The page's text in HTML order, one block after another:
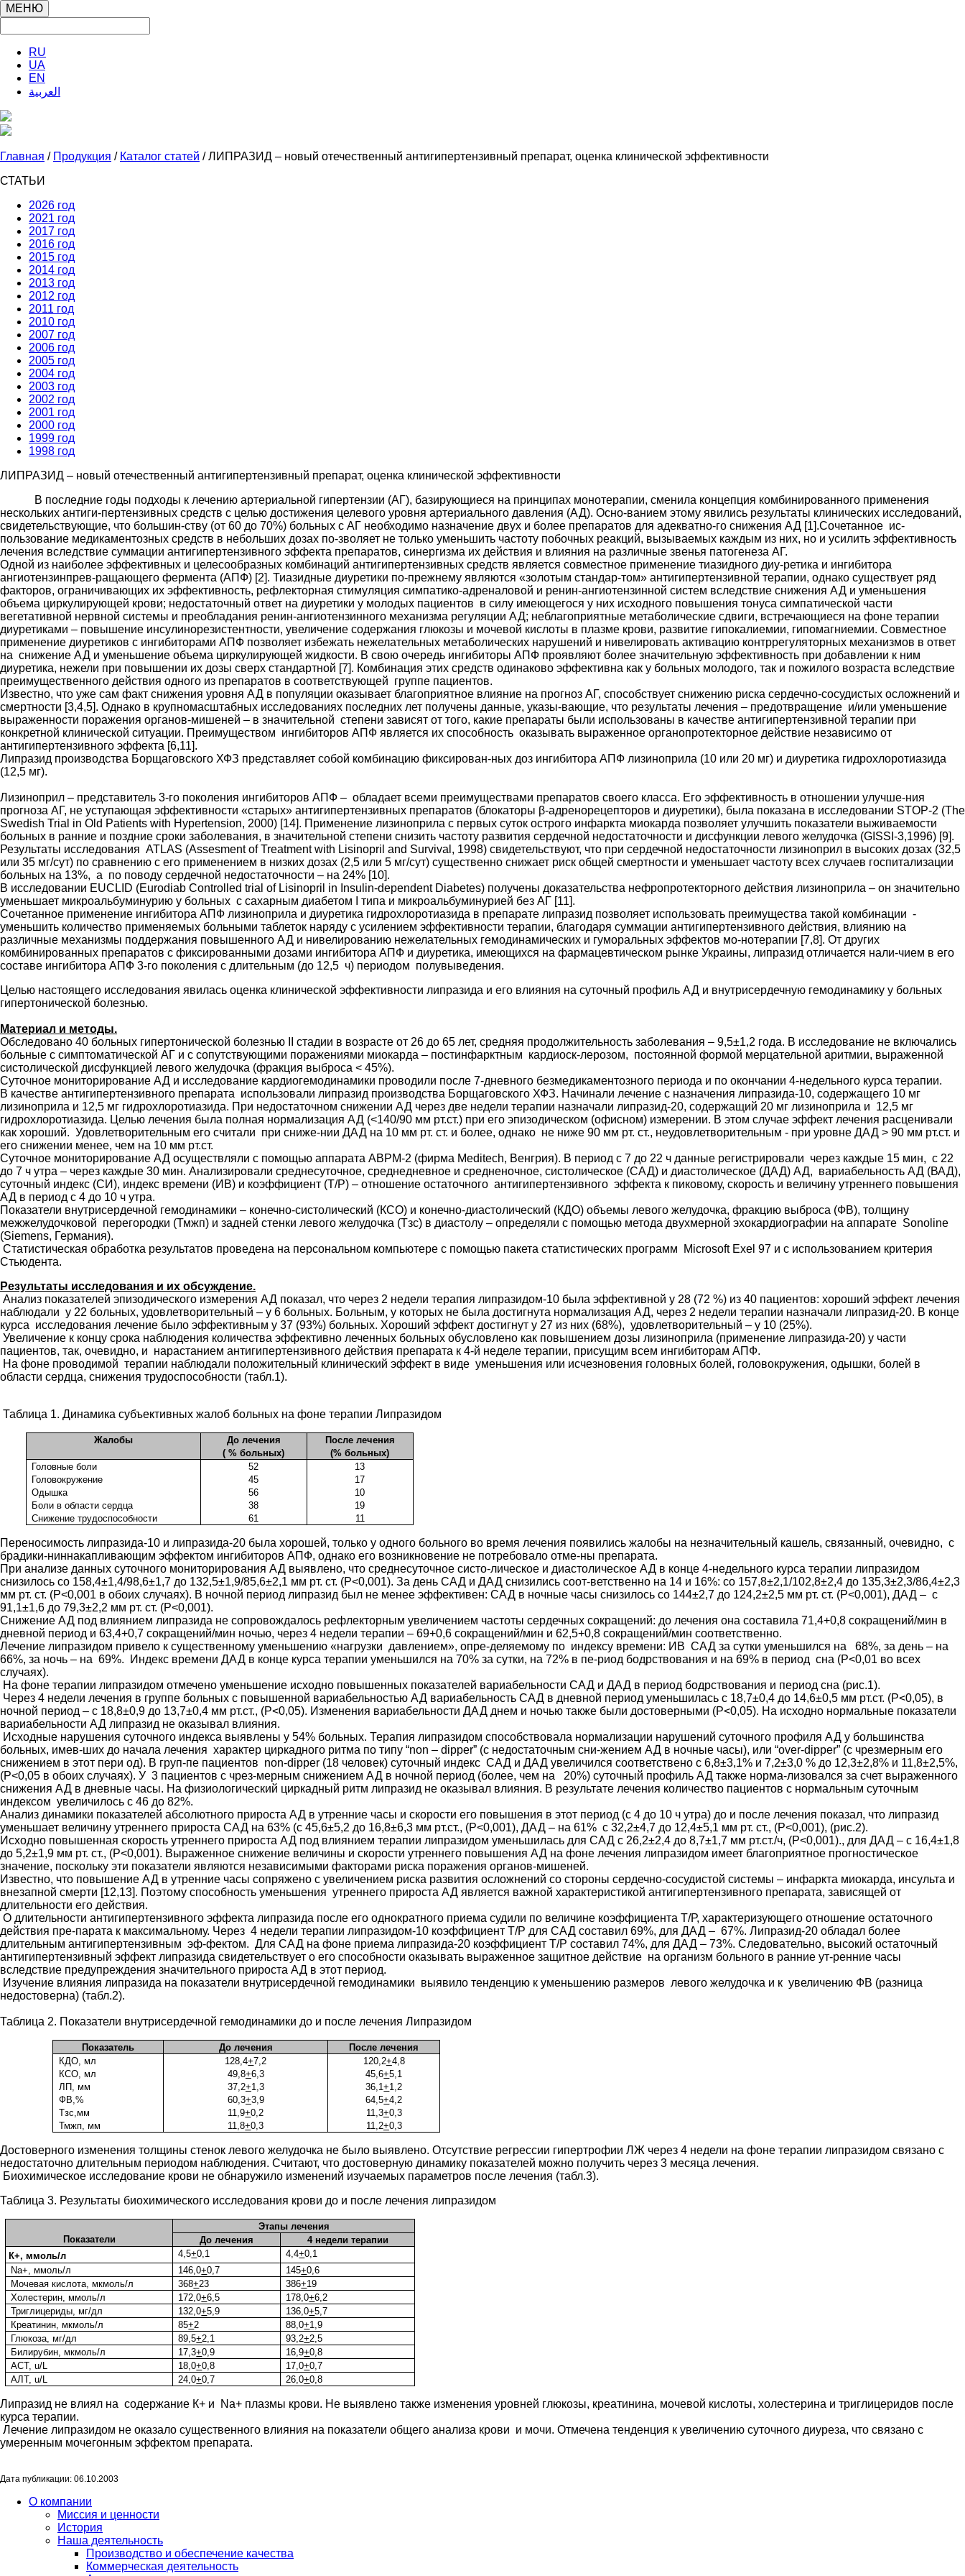
МЕНЮ
RU
UA
EN
العربية
Главная / Продукция / Каталог статей / ЛИПРАЗИД – новый отечественный антигипертензивный препарат, оценка клинической эффективности
СТАТЬИ
2026 год
2021 год
2017 год
2016 год
2015 год
2014 год
2013 год
2012 год
2011 год
2010 год
2007 год
2006 год
2005 год
2004 год
2003 год
2002 год
2001 год
2000 год
1999 год
1998 год
ЛИПРАЗИД – новый отечественный антигипертензивный препарат, оценка клинической эффективности
В последние годы подходы к лечению артериальной гипертензии (АГ), базирующиеся на принципах монотерапии, сменила концепция комбинированного применения
нескольких антиги-пертензивных средств с целью достижения целевого уровня артериального давления (АД). Осно-ванием этому явились результаты клинических исследований,
свидетельствующие, что большин-ству (от 60 до 70%) больных с АГ необходимо назначение двух и более препаратов для адекватно-го снижения АД [1].Сочетанное ис-
пользование медикаментозных средств в небольших дозах по-зволяет не только уменьшить частоту побочных реакций, вызываемых каждым из них, но и усилить эффективность
лечения вследствие суммации антигипертензивного эффекта препаратов, синергизма их действия и влияния на различные звенья патогенеза АГ.
Одной из наиболее эффективных и целесообразных комбинаций антигипертензивных средств является совместное применение тиазидного диу-ретика и ингибитора
ангиотензинпрев-ращающего фермента (АПФ) [2]. Тиазидные диуретики по-прежнему являются «золотым стандар-том» антигипертензивной терапии, однако существует ряд
факторов, ограничивающих их эффективность, рефлекторная стимуляция симпатико-адреналовой и ренин-ангиотензинной систем вследствие снижения АД и уменьшения
объема циркулирующей крови; недостаточный ответ на диуретики у молодых пациентов в силу имеющегося у них исходного повышения тонуса симпатической части
вегетативной нервной системы и преобладания ренин-ангиотензинного механизма регуляции АД; неблагоприятные метаболические сдвиги, встречающиеся на фоне терапии
диуретиками – повышение инсулинорезистентности, увеличение содержания глюкозы и мочевой кислоты в плазме крови, развитие гипокалиемии, гипомагниемии. Совместное
применение диуретиков с ингибиторами АПФ позволяет избежать нежелательных метаболических нарушений и нивелировать активацию контррегуляторных механизмов в ответ
на снижение АД и уменьшение объема циркулирующей жидкости. В свою очередь ингибиторы АПФ проявляют более значительную эффективность при добавлении к ним
диуретика, нежели при повышении их дозы сверх стандартной [7]. Комбинация этих средств одинаково эффективна как у больных молодого, так и пожилого возраста вследствие
преимущественного действия одного из препаратов в соответствующей группе пациентов.
Известно, что уже сам факт снижения уровня АД в популяции оказывает благоприятное влияние на прогноз АГ, способствует снижению риска сердечно-сосудистых осложнений и
смертности [3,4,5]. Однако в крупномасштабных исследованиях последних лет получены данные, указы-вающие, что результаты лечения – предотвращение и/или уменьшение
выраженности поражения органов-мишеней – в значительной степени зависят от того, какие препараты были использованы в качестве антигипертензивной терапии при
конкретной клинической ситуации. Преимуществом ингибиторов АПФ является их способность оказывать выраженное органопротекторное действие независимо от
антигипертензивного эффекта [6,11].
Липразид производства Борщаговского ХФЗ представляет собой комбинацию фиксирован-ных доз ингибитора АПФ лизиноприла (10 или 20 мг) и диуретика гидрохлоротиазида
(12,5 мг).
Лизиноприл – представитель 3-го поколения ингибиторов АПФ – обладает всеми преимуществами препаратов своего класса. Его эффективность в отношении улучше-ния
прогноза АГ, не уступающая эффективности «старых» антигипертензивных препаратов (блокаторы β-адренорецепторов и диуретики), была показана в исследовании STOP-2 (The
Swedish Trial in Old Patients with Hypertension, 2000) [14]. Применение лизиноприла с первых суток острого инфаркта миокарда позволяет улучшить показатели выживаемости
больных в ранние и поздние сроки заболевания, в значительной степени снизить частоту развития сердечной недостаточности и дисфункции левого желудочка (GISSI-3,1996) [9].
Результаты исследования ATLAS (Assesment of Treatment with Lisinopril and Survival, 1998) свидетельствуют, что при сердечной недостаточности лизиноприл в высоких дозах (32,5
или 35 мг/сут) по сравнению с его применением в низких дозах (2,5 или 5 мг/сут) существенно снижает риск общей смертности и уменьшает частоту всех случаев госпитализации
больных на 13%, а по поводу сердечной недостаточности – на 24% [10].
В исследовании EUCLID (Eurodiab Controlled trial of Lisinopril in Insulin-dependent Diabetes) получены доказательства нефропротекторного действия лизиноприла – он значительно
уменьшает микроальбуминурию у больных с сахарным диабетом I типа и микроальбуминурией без АГ [11].
Сочетанное применение ингибитора АПФ лизиноприла и диуретика гидрохлоротиазида в препарате липразид позволяет использовать преимущества такой комбинации -
уменьшить количество применяемых больными таблеток наряду с усилением эффективности терапии, благодаря суммации антигипертензивного действия, влиянию на
различные механизмы поддержания повышенного АД и нивелированию нежелательных гемодинамических и гуморальных эффектов мо-нотерапии [7,8]. От других
комбинированных препаратов с фиксированными дозами ингибитора АПФ и диуретика, имеющихся на фармацевтическом рынке Украины, липразид отличается нали-чием в его
составе ингибитора АПФ 3-го поколения с длительным (до 12,5 ч) периодом полувыведения.
Целью настоящего исследования явилась оценка клинической эффективности липразида и его влияния на суточный профиль АД и внутрисердечную гемодинамику у больных
гипертонической болезнью.
Материал и методы.
Обследовано 40 больных гипертонической болезнью II стадии в возрасте от 26 до 65 лет, средняя продолжительность заболевания – 9,5±1,2 года. В исследование не включались
больные с симптоматической АГ и с сопутствующими поражениями миокарда – постинфарктным кардиоск-лерозом, постоянной формой мерцательной аритмии, выраженной
систолической дисфункцией левого желудочка (фракция выброса < 45%).
Суточное мониторирование АД и исследование кардиогемодинамики проводили после 7-дневного безмедикаментозного периода и по окончании 4-недельного курса терапии.
В качестве антигипертензивного препарата использовали липразид производства Борщаговского ХФЗ. Начинали лечение с назначения липразида-10, содержащего 10 мг
лизиноприла и 12,5 мг гидрохлоротиазида. При недостаточном снижении АД через две недели терапии назначали липразид-20, содержащий 20 мг лизиноприла и 12,5 мг
гидрохлоротиазида. Целью лечения была полная нормализация АД (<140/90 мм рт.ст.) при его эпизодическом (офисном) измерении. В этом случае эффект лечения расценивали
как хороший. Удовлетворительным его считали при сниже-нии ДАД на 10 мм рт. ст. и более, однако не ниже 90 мм рт. ст., неудовлетворительным - при уровне ДАД > 90 мм рт.ст. и
его снижении менее, чем на 10 мм рт.ст.
Суточное мониторирование АД осуществляли с помощью аппарата ABPM-2 (фирма Meditech, Венгрия). В период с 7 до 22 ч данные регистрировали через каждые 15 мин, с 22
до 7 ч утра – через каждые 30 мин. Анализировали среднесуточное, среднедневное и средненочное, систолическое (САД) и диастолическое (ДАД) АД, вариабельность АД (ВАД),
суточный индекс (СИ), индекс времени (ИВ) и коэффициент (Т/Р) – отношение остаточного антигипертензивного эффекта к пиковому, скорость и величину утреннего повышения
АД в период с 4 до 10 ч утра.
Показатели внутрисердечной гемодинамики – конечно-систолический (КСО) и конечно-диастолический (КДО) объемы левого желудочка, фракцию выброса (ФВ), толщину
межжелудочковой перегородки (Тмжп) и задней стенки левого желудочка (Тзс) в диастолу – определяли с помощью метода двухмерной эхокардиографии на аппарате Sonoline
(Siemens, Германия).
Статистическая обработка результатов проведена на персональном компьютере с помощью пакета статистических программ Microsoft Exel 97 и с использованием критерия
Стьюдента.
Результаты исследования и их обсуждение.
Анализ показателей эпизодического измерения АД показал, что через 2 недели терапия липразидом-10 была эффективной у 28 (72 %) из 40 пациентов: хороший эффект лечения
наблюдали у 22 больных, удовлетворительный – у 6 больных. Больным, у которых не была достигнута нормализация АД, через 2 недели терапии назначали липразид-20. В конце
курса исследования лечение было эффективным у 37 (93%) больных. Хороший эффект достигнут у 27 из них (68%), удовлетворительный – у 10 (25%).
Увеличение к концу срока наблюдения количества эффективно леченных больных обусловлено как повышением дозы лизиноприла (применение липразида-20) у части
пациентов, так, очевидно, и нарастанием антигипертензивного действия препарата к 4-й неделе терапии, присущим всем ингибиторам АПФ.
На фоне проводимой терапии наблюдали положительный клинический эффект в виде уменьшения или исчезновения головных болей, головокружения, одышки, болей в
области сердца, снижения трудоспособности (табл.1).
Таблица 1. Динамика субъективных жалоб больных на фоне терапии Липразидом
Жалобы
До лечения
( % больных)
После лечения
(% больных)
Головные боли
Головокружение
Одышка
Боли в области сердца
Снижение трудоспособности
52
45
56
38
61
13
17
10
19
11
Переносимость липразида-10 и липразида-20 была хорошей, только у одного больного во время лечения появились жалобы на незначительный кашель, связанный, очевидно, с
брадики-ниннакапливающим эффектом ингибиторов АПФ, однако его возникновение не потребовало отме-ны препарата.
При анализе данных суточного мониторирования АД выявлено, что среднесуточное систо-лическое и диастолическое АД в конце 4-недельного курса терапии липразидом
снизилось со 158,4±1,4/98,6±1,7 до 132,5±1,9/85,6±2,1 мм рт. ст. (P<0,001). За день САД и ДАД снизились соот-ветственно на 14 и 16%: со 157,8±2,1/102,8±2,4 до 135,3±2,3/86,4±2,3
мм рт. ст. (P<0,001 в обоих случаях). В ночной период липразид был не менее эффективен: САД в ночные часы снизилось со 144±2,7 до 124,2±2,5 мм рт. ст. (P<0,001), ДАД – с
91,1±1,6 до 79,3±2,2 мм рт. ст. (P<0,001).
Снижение АД под влиянием липразида не сопровождалось рефлекторным увеличением частоты сердечных сокращений: до лечения она составила 71,4+0,8 сокращений/мин в
дневной период и 63,4+0,7 сокращений/мин ночью, через 4 недели терапии – 69+0,6 сокращений/мин и 62,5+0,8 сокращений/мин соответственно.
Лечение липразидом привело к существенному уменьшению «нагрузки давлением», опре-деляемому по индексу времени: ИВ САД за сутки уменьшился на 68%, за день – на
66%, за ночь – на 69%. Индекс времени ДАД в конце курса терапии уменьшился на 70% за сутки, на 72% в пе-риод бодрствования и на 69% в период сна (P<0,01 во всех
случаях).
На фоне терапии липразидом отмечено уменьшение исходно повышенных показателей вариабельности САД и ДАД в период бодрствования и период сна (рис.1).
Через 4 недели лечения в группе больных с повышенной вариабельностью АД вариабельность САД в дневной период уменьшилась с 18,7±0,4 до 14,6±0,5 мм рт.ст. (P<0,05), в
ночной период – с 18,8±0,9 до 13,7±0,4 мм рт.ст., (P<0,05). Изменения вариабельности ДАД днем и ночью также были достоверными (P<0,05). На исходно нормальные показатели
вариабельности АД липразид не оказывал влияния.
Исходные нарушения суточного индекса выявлены у 54% больных. Терапия липразидом способствовала нормализации нарушений суточного профиля АД у большинства
больных, имев-ших до начала лечения характер циркадного ритма по типу “non – dipper” (с недостаточным сни-жением АД в ночные часы), или “over-dipper” (с чрезмерным его
снижением в этот пери од). В груп-пе пациентов non-dipper (18 человек) суточный индекс САД и ДАД увеличился соответствено с 6,8±3,1% и 7,2±3,0 % до 12,3±2,8% и 11,8±2,5%,
(P<0,05 в обоих случаях). У 3 пациентов с чрез-мерным снижением АД в ночной период (более, чем на 20%) суточный профиль АД также норма-лизовался за счет выраженного
снижения АД в дневные часы. На физиологический циркадный ритм липразид не оказывал влияния. В результате лечения количество пациентов с нормальным суточным
индексом увеличилось с 46 до 82%.
Анализ динамики показателей абсолютного прироста АД в утренние часы и скорости его повышения в этот период (с 4 до 10 ч утра) до и после лечения показал, что липразид
уменьшает величину утреннего прироста САД на 63% (с 45,6±5,2 до 16,8±6,3 мм рт.ст., (P<0,001), ДАД – на 61% с 32,2±4,7 до 12,4±5,1 мм рт. ст., (P<0,001), (рис.2).
Исходно повышенная скорость утреннего прироста АД под влиянием терапии липразидом уменьшилась для САД с 26,2±2,4 до 8,7±1,7 мм рт.ст./ч, (P<0,001)., для ДАД – с 16,4±1,8
до 5,2±1,9 мм рт. ст., (P<0,001). Выраженное снижение величины и скорости утреннего повышения АД на фоне лечения липразидом имеет благоприятное прогностическое
значение, поскольку эти показатели являются независимыми факторами риска поражения органов-мишеней.
Известно, что повышение АД в утренние часы сопряжено с увеличением риска развития осложнений со стороны сердечно-сосудистой системы – инфаркта миокарда, инсульта и
внезапной смерти [12,13]. Поэтому способность уменьшения утреннего прироста АД является важной характеристикой антигипертензивного препарата, зависящей от
длительности его действия.
О длительности антигипертензивного эффекта липразида после его однократного приема судили по величине коэффициента Т/Р, характеризующего отношение остаточного
действия пре-парата к максимальному. Через 4 недели терапии липразидом-10 коэффициент Т/Р для САД составил 69%, для ДАД – 67%. Липразид-20 обладал более
длительным антигипертензивным эф-фектом. Для САД на фоне приема липразида-20 коэффициент Т/Р составил 74%, для ДАД – 73%. Следовательно, высокий остаточный
антигипертензивный эффект липразида свидетельствует о его способности оказывать выраженное защитное действие на организм больного в ранние ут-ренние часы
вследствие предупреждения значительного прироста АД в этот период.
Изучение влияния липразида на показатели внутрисердечной гемодинамики выявило тенденцию к уменьшению размеров левого желудочка и к увеличению ФВ (разница
недостоверна) (табл.2).
Таблица 2. Показатели внутрисердечной гемодинамики до и после лечения Липразидом
Показатель До лечения
После лечения
КДО, мл
КСО, мл
ЛП, мм
ФВ,%
Тзс,мм
Тмжп, мм
128,4+7,2
49,8+6,3
37,2+1,3
60,3+3,9
11,9+0,2
11,8+0,3
120,2+4,8
45,6+5,1
36,1+1,2
64,5+4,2
11,3+0,3
11,2+0,3
Достоверного изменения толщины стенок левого желудочка не было выявлено. Отсутствие регрессии гипертрофии ЛЖ через 4 недели на фоне терапии липразидом связано с
недостаточно длительным периодом наблюдения. Считают, что достоверную динамику показателей можно получить через 3 месяца лечения.
Биохимическое исследование крови не обнаружило изменений изучаемых параметров после лечения (табл.3).
Таблица 3. Результаты биохимического исследования крови до и после лечения липразидом
Показатели
Этапы лечения
До лечения
4 недели терапии
К+, ммоль/л
4,5+0,1 4,4+0,1
Na+, ммоль/л 146,0+0,7 145+0,6
Мочевая кислота, мкмоль/л
368+23 386+19
Холестерин, ммоль/л
172,0+6,5 178,0+6,2
Триглицериды, мг/дл
132,0+5,9 136,0+5,7
Креатинин, мкмоль/л
85+2 88,0+1,9
Глюкоза, мг/дл
89,5+2,1 93,2+2,5
Билирубин, мкмоль/л
17,3+0,9 16,9+0,8
АСТ, u/L 18,0+0,8 17,0+0,7
АЛТ, u/L
24,0+0,7 26,0+0,8
Липразид не влиял на содержание К+ и Na+ плазмы крови. Не выявлено также изменения уровней глюкозы, креатинина, мочевой кислоты, холестерина и триглицеридов после
курса терапии.
Лечение липразидом не оказало существенного влияния на показатели общего анализа крови и мочи. Отмечена тенденция к увеличению суточного диуреза, что связано с
умеренным мочегонным эффектом препарата.
Дата публикации: 06.10.2003
О компании
Миссия и ценности
История
Наша деятельность
Производство и обеспечение качества
Коммерческая деятельность